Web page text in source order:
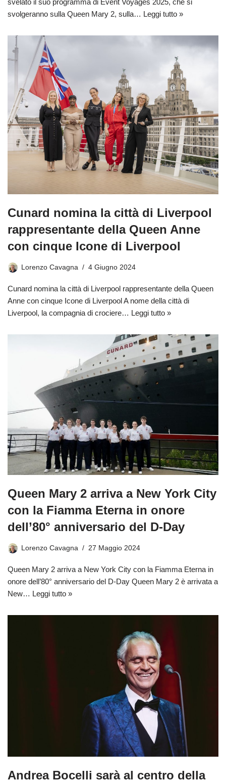
svelato il suo programma di Event Voyages 2025, che si
svolgeranno sulla Queen Mary 2, sulla… Leggi tutto »
Cunard nomina la città di Liverpool
rappresentante della Queen Anne
con cinque Icone di Liverpool
Lorenzo Cavagna 4 Giugno 2024
Cunard nomina la città di Liverpool rappresentante della Queen
Anne con cinque Icone di Liverpool A nome della città di
Liverpool, la compagnia di crociere… Leggi tutto »
Queen Mary 2 arriva a New York City
con la Fiamma Eterna in onore
dell’80° anniversario del D-Day
Lorenzo Cavagna 27 Maggio 2024
Queen Mary 2 arriva a New York City con la Fiamma Eterna in
onore dell’80° anniversario del D-Day Queen Mary 2 è arrivata a
New… Leggi tutto »
Andrea Bocelli sarà al centro della